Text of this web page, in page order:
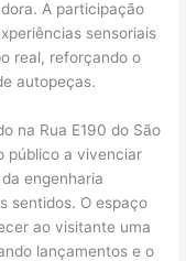
A participação
sensoriais
real, reforçando o
autopeças.
na Rua E190 do São
público a vivenciar
engenharia
sentidos. O espaço
ao visitante uma
lançamentos e o